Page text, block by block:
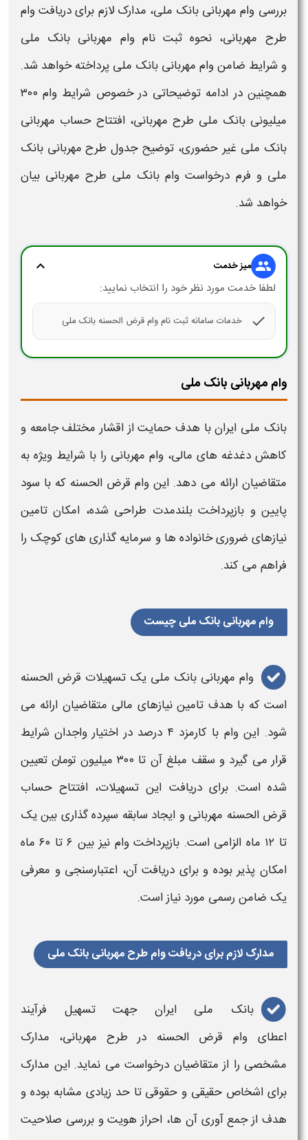
بررسی وام مهربانی بانک ملی، مدارک لازم برای دریافتوام
طرح مهربانی، نحوه ثبت نام وام مهربانی بانک ملی
و شرایط ضامن وام مهربانی بانک ملی پرداخته خواهد شد.
همچنین در ادامه توضیحاتی در خصوص شرایط وام ۳۰۰
میلیونی بانک ملی طرح مهربانی، افتتاح حساب مهربانی
بانک ملی غیر حضوری، توضیح جدول طرح مهربانی بانک
ملی و فرم درخواست وام بانک ملی طرح مهربانی بیان
خواهد شد.
group میز خدمت expand_more
لطفا خدمت مورد نظر خود را انتخاب نمایید:
check خدمات سامانه ثبت نام وام قرض الحسنه بانک ملی
وام مهربانی بانک ملی
بانک ملی ایران با هدف حمایت از اقشار مختلف جامعه و
کاهش دغدغه‌ های مالی، وام مهربانی را با شرایط ویژه به
متقاضیان ارائه می‌ دهد. این وام قرض‌ الحسنه که با سود
پایین و بازپرداخت بلندمدت طراحی شده، امکان تامین
نیازهای ضروری خانواده‌ ها و سرمایه‌ گذاری‌ های کوچک را
فراهم می‌ کند.
وام مهربانی بانک ملی چیست
وام مهربانی بانک ملی یک تسهیلات قرض الحسنه
است که با هدف تامین نیازهای مالی متقاضیان ارائه می
شود. این وام با کارمزد
۴ درصد در اختیار واجدان شرایط
قرار می گیرد و سقف مبلغ آن تا ۳۰۰ میلیون تومان تعیین
شده است. برای دریافت این تسهیلات، افتتاح حساب
قرض الحسنه مهربانی و ایجاد سابقه سپرده گذاری بین یک
تا ۱۲ ماه الزامی است. بازپرداخت وام نیز بین ۶ تا ۶۰ ماه
امکان پذیر بوده و برای دریافت آن، اعتبارسنجی و معرفی
یک ضامن رسمی مورد نیاز است.
مدارک لازم برای دریافت وام طرح مهربانی بانک ملی
بانک ملی ایران جهت تسهیل فرآیند
اعطای وام قرض‌ الحسنه در طرح مهربانی، مدارک
مشخصی را از متقاضیان درخواست می‌ نماید. این مدارک
برای اشخاص حقیقی و حقوقی تا حد زیادی مشابه بوده و
هدف از جمع‌ آوری آن ها، احراز هویت و بررسی صلاحیت